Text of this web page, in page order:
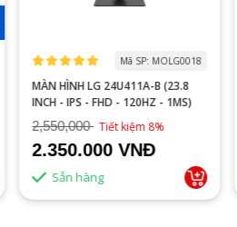
Mã SP: MOLG0018
MÀN HÌNH LG 24U411A-B (23.8
INCH - IPS - FHD - 120HZ - 1MS)
2,550,000 Tiết kiệm 8%
2.350.000 VNĐ
Sẵn hàng